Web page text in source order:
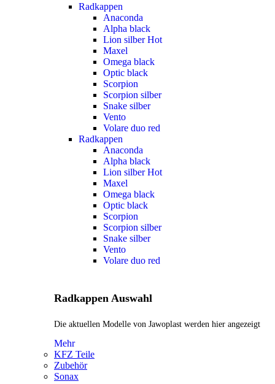
Radkappen
Anaconda
Alpha black
Lion silberHot
Maxel
Omega black
Optic black
Scorpion
Scorpion silber
Snake silber
Vento
Volare duo red
Radkappen
Anaconda
Alpha black
Lion silberHot
Maxel
Omega black
Optic black
Scorpion
Scorpion silber
Snake silber
Vento
Volare duo red
Radkappen Auswahl
Die aktuellen Modelle von Jawoplast werden hier angezeigt
Mehr
KFZ Teile
Zubehör
Sonax